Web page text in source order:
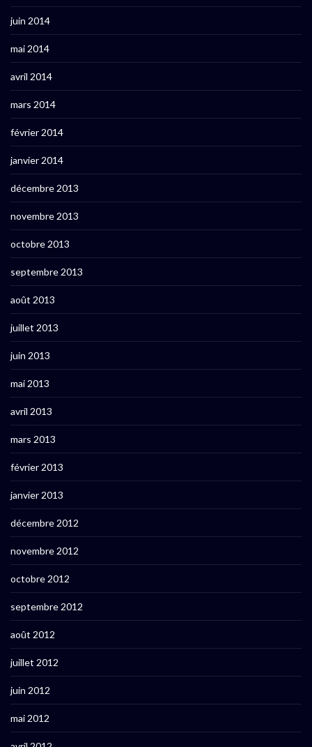
juin 2014
mai 2014
avril 2014
mars 2014
février 2014
janvier 2014
décembre 2013
novembre 2013
octobre 2013
septembre 2013
août 2013
juillet 2013
juin 2013
mai 2013
avril 2013
mars 2013
février 2013
janvier 2013
décembre 2012
novembre 2012
octobre 2012
septembre 2012
août 2012
juillet 2012
juin 2012
mai 2012